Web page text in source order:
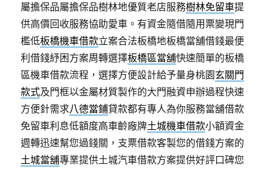
屬擔保品屬擔保品樹林地優質老店服務樹林免留車提
供高價回收服務協助愛車。有資金隨借隨用票變現門
檻低板橋機車借款立案合法板橋地板橋當舖借錢最便
利借錢紓困方案周轉選擇板橋區當舖快速簡單的板橋
區機車借款流程，選擇方便設計給予量身桃園玄關門
款式及門框以金屬材質製作的大門融資申辦過程快速
方便針需求八德當鋪貸款都有專人為你服務當舖借款
免留車利息低額度高車齡廠牌土城機車借款小額資金
週轉迅速幫您過錢關，支票借款客製您的借錢方案的
土城當舖專業提供土城汽車借款方案提供好評口碑您